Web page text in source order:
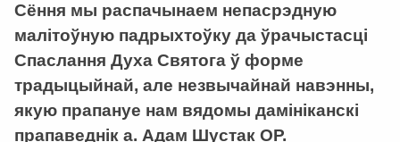
Сёння мы распачынаем непасрэдную
малітоўную падрыхтоўку да ўрачыстасці
Спаслання Духа Святога ў форме
традыцыйнай, але незвычайнай навэнны,
якую прапануе нам вядомы дамініканскі
прапаведнік а. Адам Шустак ОР.